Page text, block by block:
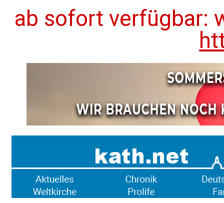
ab sofort verfügbar: